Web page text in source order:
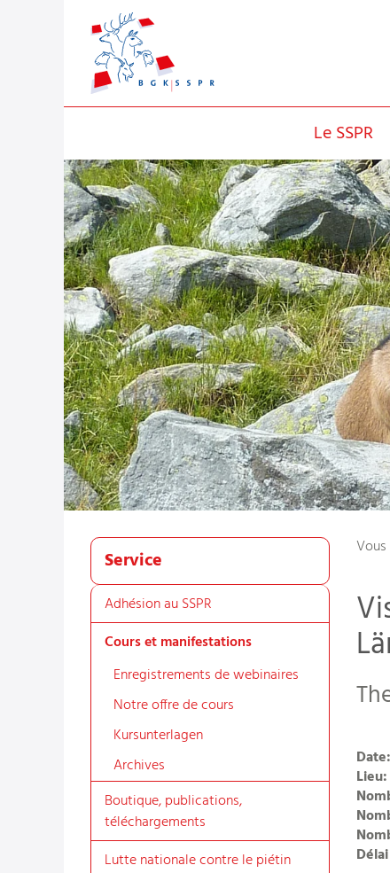
Le SSPR
Service
Adhésion au SSPR
Cours et manifestations
Enregistrements de webinaires
Notre offre de cours
Kursunterlagen
Archives
Boutique, publications,
téléchargements
Lutte nationale contre le piétin
Date:
Lieu: